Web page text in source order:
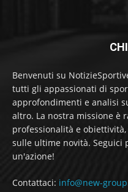
Benvenuti su
tutti gli appassionati di
approfondimenti e analisi
altro. La nostra missione è
professionalità e
sulle ultime novità. Seguici
un'azione!
Contattaci: info@new-